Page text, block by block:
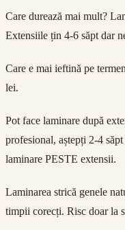
Care durează mai mult?
Extensiile țin 4-6 săpt dar
Care e mai ieftină pe
lei.
Pot face laminare după
profesional, aștepți 2-4
laminare PESTE extensii.
Laminarea strică genele
timpii corecți. Risc doar la